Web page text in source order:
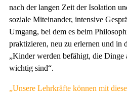
nach der langen Zeit der Isolation
soziale Miteinander, intensive
Umgang, bei dem es beim
praktizieren, neu zu erlernen und in
„Kinder werden befähigt, die Dinge
wichtig sind“.
„Unsere Lehrkräfte können mit